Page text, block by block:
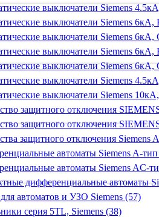
выключатели Siemens
выключатели Siemens 6кА,
выключатели Siemens 6кА,
выключатели Siemens
выключатели Siemens
выключатели Siemens
выключатели Siemens
защитного отключения
защитного отключения
защитного отключения Siemens
автоматы Siemens A-
автоматы Siemens AС-
дифференциальные автоматы
автоматов и УЗО Siemens (57)
серия 5TL, Siemens (38)